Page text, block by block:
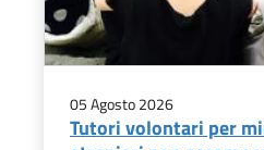
05 Agosto 2026
Tutori volontari per